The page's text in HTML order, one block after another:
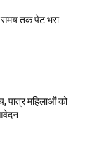
समय तक पेट भरा
पात्र महिलाओं को